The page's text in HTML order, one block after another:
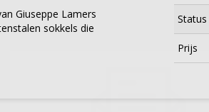
Giuseppe Lamers
sokkels die
Status
Prijs